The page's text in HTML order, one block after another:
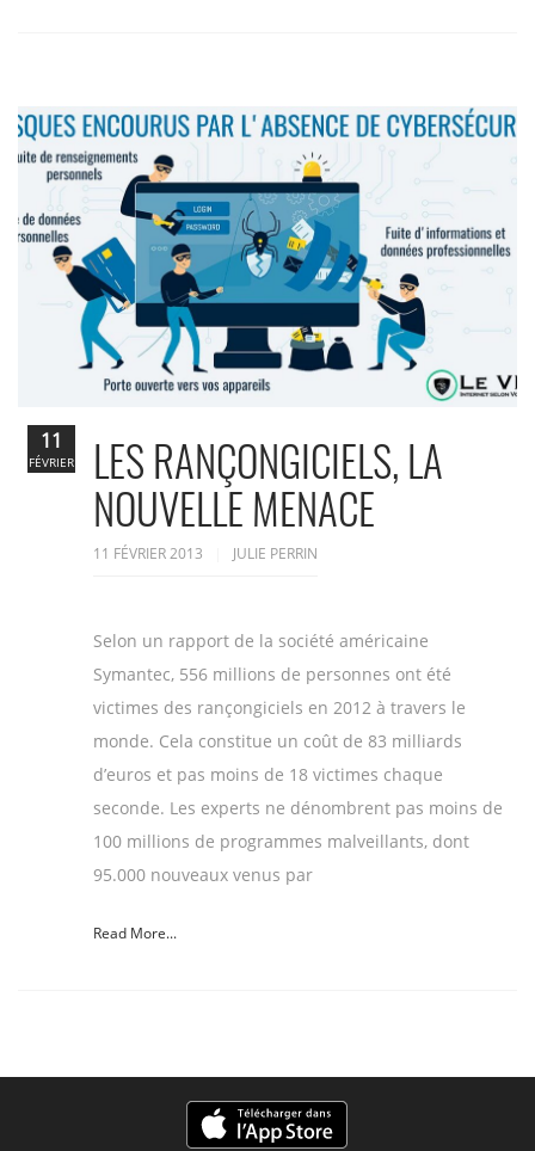
LES RANÇONGICIELS, LA
NOUVELLE MENACE
11 FÉVRIER 2013 JULIE PERRIN
Selon un rapport de la société américaine
Symantec, 556 millions de personnes ont été
victimes des rançongiciels en 2012 à travers le
monde. Cela constitue un coût de 83 milliards
d’euros et pas moins de 18 victimes chaque
seconde. Les experts ne dénombrent pas moins de
100 millions de programmes malveillants, dont
95.000 nouveaux venus par
Read More...
11
FÉVRIER